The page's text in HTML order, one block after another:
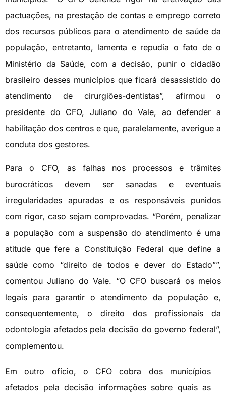
pactuações, na prestação de contas e emprego correto
dos recursos públicos para o atendimento de saúde da
população, entretanto, lamenta e repudia o fato de o
Ministério da Saúde, com a decisão, punir o cidadão
brasileiro desses municípios que ficará desassistido do
atendimento de cirurgiões-dentistas”, afirmou o
presidente do CFO, Juliano do Vale, ao defender a
habilitação dos centros e que, paralelamente, averigue a
conduta dos gestores.
Para o CFO, as falhas nos processos e trâmites
burocráticos devem ser sanadas e eventuais
irregularidades apuradas e os responsáveis punidos
com rigor, caso sejam comprovadas. “Porém, penalizar
a população com a suspensão do atendimento é uma
atitude que fere a Constituição Federal que define a
saúde como “direito de todos e dever do Estado””,
comentou Juliano do Vale. “O CFO buscará os meios
legais para garantir o atendimento da população e,
consequentemente, o direito dos profissionais da
odontologia afetados pela decisão do governo federal”,
complementou.
Em outro ofício, o CFO cobra dos municípios
afetados pela decisão informações sobre quais as